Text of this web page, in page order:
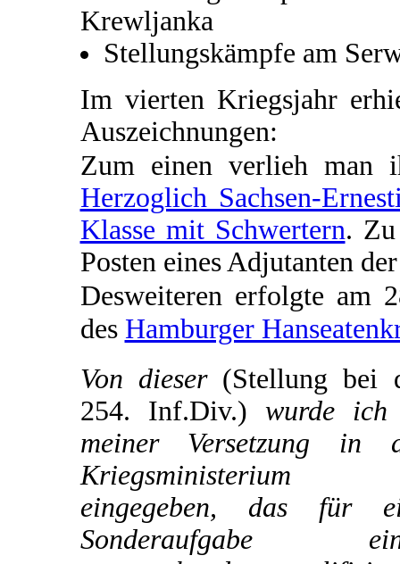
Krewljanka
Stellungskämpfe am
Im vierten Kriegsjahr
Auszeichnungen:
Zum einen verlieh
Herzoglich Sachsen-
Klasse mit Schwertern. Zu
Posten eines Adjutanten
Desweiteren erfolgte am
des Hamburger
Von dieser (Stellung bei
254. Inf.Div.) wurde ich
meiner Versetzung in
Kriegsministerium
eingegeben, das für
Sonderaufgabe